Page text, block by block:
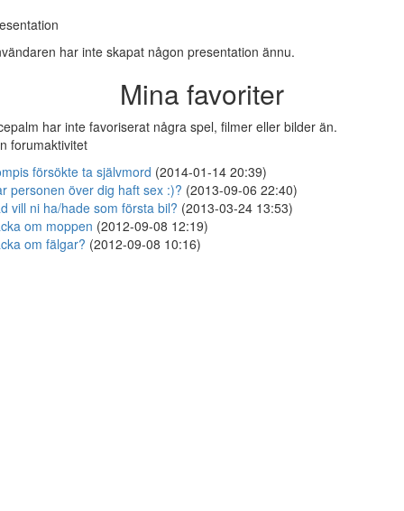
har inte skapat någon presentation ännu.
Mina favoriter
har inte favoriserat några spel, filmer eller bilder än.
forumaktivitet
försökte ta självmord (2014-01-14 20:39)
personen över dig haft sex :)? (2013-09-06 22:40)
vill ni ha/hade som första bil? (2013-03-24 13:53)
om moppen (2012-09-08 12:19)
om fälgar? (2012-09-08 10:16)